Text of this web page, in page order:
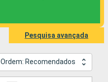
Pesquisa avançada
Ordem: Recomendados